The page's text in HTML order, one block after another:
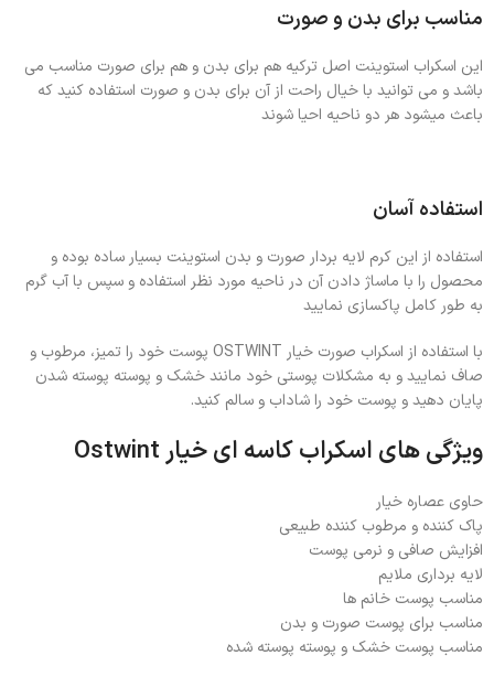
مناسب برای بدن و صورت
این اسکراب استوینت اصل ترکیه هم برای بدن و هم برای صورت مناسب می
باشد و می توانید با خیال راحت از آن برای بدن و صورت استفاده کنید که
باعث میشود هر دو ناحیه احیا شوند
استفاده آسان
استفاده از این کرم لایه بردار صورت و بدن استوینت بسیار ساده بوده و
محصول را با ماساژ دادن آن در ناحیه مورد نظر استفاده و سپس با آب گرم
به طور کامل پاکسازی نمایید
با استفاده از اسکراب صورت خیار OSTWINT پوست خود را تمیز، مرطوب و
صاف نمایید و به مشکلات پوستی خود مانند خشک و پوسته پوسته شدن
پایان دهید و پوست خود را شاداب و سالم کنید.
ویژگی های اسکراب کاسه ای خیار Ostwint
حاوی عصاره خیار
پاک کننده و مرطوب کننده طبیعی
افزایش صافی و نرمی پوست
لایه برداری ملایم
مناسب پوست خانم ها
مناسب برای پوست صورت و بدن
مناسب پوست خشک و پوسته پوسته شده